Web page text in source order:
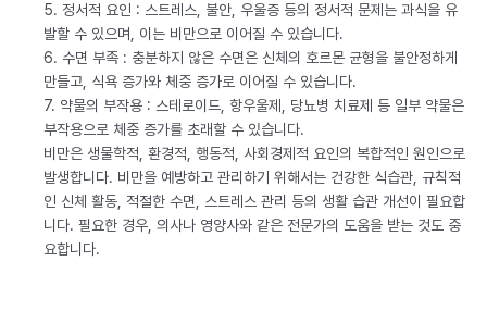
5. 정서적 요인 : 스트레스, 불안, 우울증 등의 정서적 문제는 과식을 유
발할 수 있으며, 이는 비만으로 이어질 수 있습니다.
6. 수면 부족 : 충분하지 않은 수면은 신체의 호르몬 균형을 불안정하게
만들고, 식욕 증가와 체중 증가로 이어질 수 있습니다.
7. 약물의 부작용 : 스테로이드, 항우울제, 당뇨병 치료제 등 일부 약물은
부작용으로 체중 증가를 초래할 수 있습니다.
비만은 생물학적, 환경적, 행동적, 사회경제적 요인의 복합적인 원인으로
발생합니다. 비만을 예방하고 관리하기 위해서는 건강한 식습관, 규칙적
인 신체 활동, 적절한 수면, 스트레스 관리 등의 생활 습관 개선이 필요합
니다. 필요한 경우, 의사나 영양사와 같은 전문가의 도움을 받는 것도 중
요합니다.